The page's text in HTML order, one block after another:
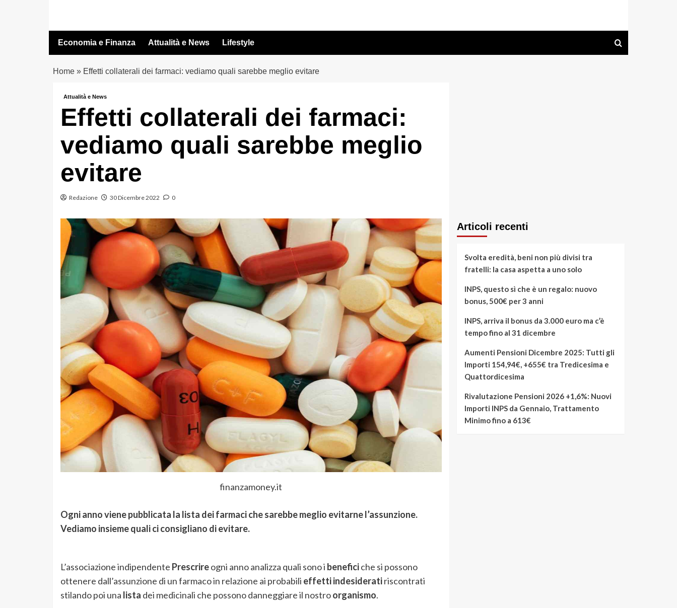
contenuto
Economia e Finanza Attualità e News Lifestyle
Home» Effetti collaterali dei farmaci: vediamo quali sarebbe meglio evitare
Attualità e News
Effetti collaterali dei farmaci:
vediamo quali sarebbe meglio
evitare
Redazione 30 Dicembre 2022 0
finanzamoney.it
Ogni anno viene pubblicata la lista dei farmaci che sarebbe meglio evitarne l’assunzione.
Vediamo insieme quali ci consigliano di evitare.
L’associazione indipendente Prescrireogni anno analizza quali sono i beneficiche si possono
ottenere dall’assunzione di un farmaco in relazione ai probabili effetti indesideratiriscontrati
stilando poi una lista dei medicinali che possono danneggiare il nostroorganismo.
Articoli recenti
Svolta eredità, beni non più divisi tra
fratelli: la casa aspetta a uno solo
INPS, questo sì che è un regalo: nuovo
bonus, 500€ per 3 anni
INPS, arriva il bonus da 3.000 euro ma c’è
tempo fino al 31 dicembre
Aumenti Pensioni Dicembre 2025: Tutti gli
Importi 154,94€, +655€ tra Tredicesima e
Quattordicesima
Rivalutazione Pensioni 2026 +1,6%: Nuovi
Importi INPS da Gennaio, Trattamento
Minimo fino a 613€